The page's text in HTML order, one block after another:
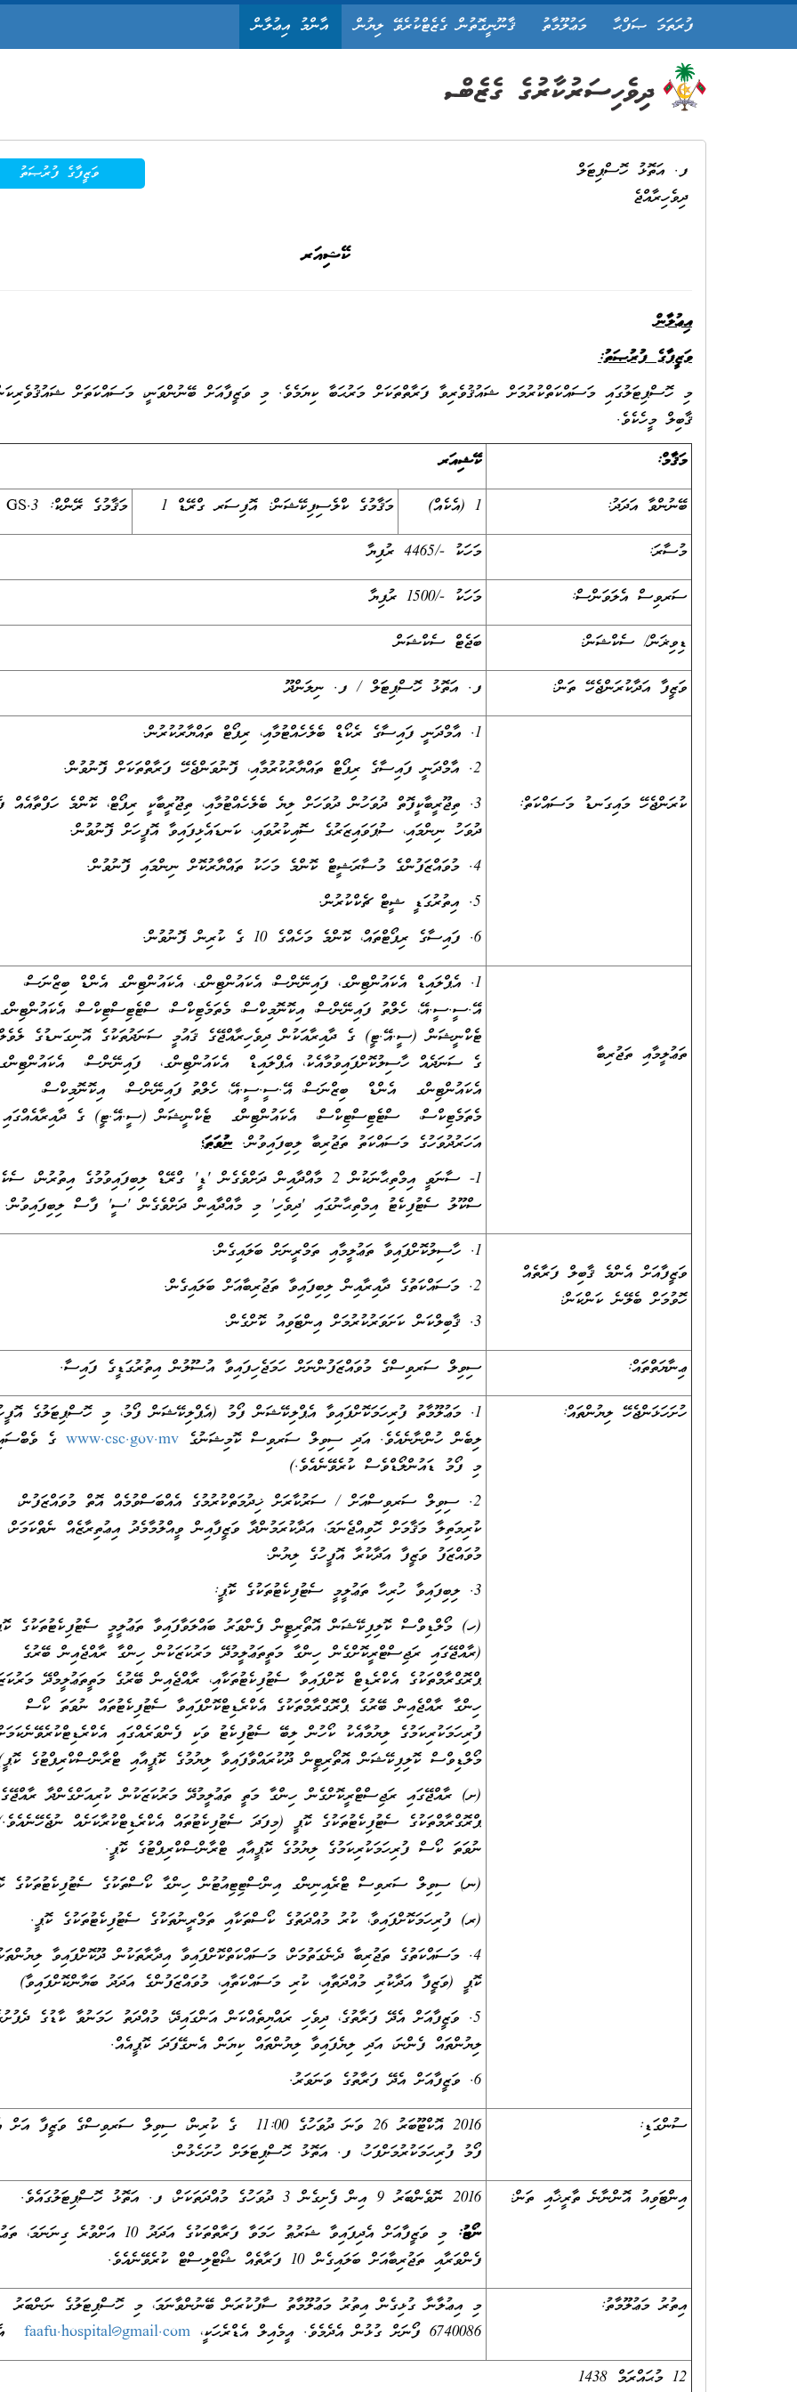
ފުރަތަމަ ޞަފްޙާ މަޢުލޫމާތު ޤާނޫނީގޮތުން ގެޒެޓްކުރެވޭ ލިޔުން އާންމު އިޢުލާން
ވަޒީފާގެ ފުރުޞަތު
ފ. އަތޮޅު ހޮސްޕިޓަލް
ދިވެހިރާއްޖެ
ކޭޝިއަރ
އިޢުލާން
ވަޒީފާގެ ފުރުޞަތު:
މި ހޮސްޕިޓަލުގައި މަސައްކަތްކުރުމަށް ޝައުޤުވެރިވާ ފަރާތްތަކަށް މަރުޙަބާ ކިޔަމެވެ. މި ވަޒީފާއަށް ބޭނުންވަނީ، މަސައްކަތަށް
ޤާބިލް މީހެކެވެ.
މަޤާމް:
ކޭޝިއަރ
ބޭނުންވާ އަދަދު:
1 (އެކެއް) މަޤާމުގެ ކްލެސިފިކޭޝަން: އޮފިސަރ ގްރޭޑް 1
މަޤާމުގެ ރޭންކް: GS.3
މުސާރަ:
މަހަކު -/4465 ރުފިޔާ
ސަރވިސް އެލަވަންސް:
މަހަކު -/1500 ރުފިޔާ
ޑިވިޜަން/ ސެކްޝަން:
ބަޖެޓް ސެކްޝަން
ވަޒީފާ އަދާކުރަންޖެހޭ ތަން:
ފ. އަތޮޅު ހޮސްޕިޓަލް / ފ. ނިލަންދޫ
ކުރަންޖެހޭ މައިގަނޑު މަސައްކަތް:
1. އާމްދަނީ ފައިސާގެ ރެކޯޑް ބެލެހެއްޓުމާއި، ރިޕޯޓް ތައްޔާރުކުރުން.
2. އާމްދަނީ ފައިސާގެ ރިޕޯޓް ތައްޔާރުކުރުމާއި، ފޮނުވަންޖެހޭ ފަރާތްތަކަށް ފޮނުވުން.
3. ތިޖޫރީބާކީފޮތް ދުވަހުން ދުވަހަށް ލިޔެ ބެލެހެއްޓުމާއި، ތިޖޫރީބާކީ ރިޕޯޓް، ކޮންމެ ހަފްތާއެއް
ދުވަހު ނިންމައި، ސުޕަވައިޒަރުގެ ސޮއިކުރުވައި، ކަނޑައެޅިފައިވާ އޮފީހަށް ފޮނުވުން.
4. މުވައްޒަފުންގެ މުސާރަޝީޓް ކޮންމެ މަހަކު ތައްޔާރުކޮށް ނިންމައި ފޮނުވުން.
5. އިތުރުގަޑީ ޝީޓް ޗެކްކުރުން.
6. ފައިސާގެ ރިޕޯޓްތައް، ކޮންމެ މަހެއްގެ 10 ގެ ކުރިން ފޮނުވުން.
ތަޢުލީމާއި ތަޖުރިބާ
1. އެޕްލައިޑް އެކައުންޓިންގ، ފައިނޭންސް، އެކައުންޓިންގ، އެކައުންޓިންގ އެންޑް ބިޒްނަސް،
އޭ.ސީ.ސީ.އޭ، ހެލްތު ފައިނޭންސް، އިކޮނޮމިކްސް، މެތަމެޓިކްސް، ސްޓެޓިސްޓިކްސް، އެކައުންޓިންގ
ގެ ސަނަދެއް ހާސިލުކޮށްފައިވުމާއެކު، އެޕްލައިޑް އެކައުންޓިންގ، ފައިނޭންސް،
އެކައުންޓިންގ އެންޑް ބިޒްނަސް، އޭ.ސީ.ސީ.އޭ، ހެލްތު ފައިނޭންސް، އިކޮނޮމިކްސް،
އަހަރުދުވަހުގެ މަސައްކަތު ތަޖުރިބާ ލިބިފައިވުން.ނުވަތަ؛
1- ސާނަވީ އިމްތިޙާނަކުން 2 މާއްދާއިން ދަށްވެގެން 'ޑީ' ގްރޭޑް ލިބިފައިވުމުގެ އިތުރުން،
ސްކޫލު ސެޓުފިކެޓު އިމްތިޙާނުގައި 'ދިވެހި' މި މާއްދާއިން ދަށްވެގެން 'ސީ' ފާސް ލިބިފައިވުން.
ވަޒީފާއަށް އެންމެ ޤާބިލް ފަރާތެއް
ހޮވުމަށް ބެލޭނެ ކަންކަން:
1. ހާސިލުކޮށްފައިވާ ތަޢުލީމާއި ތަމްރީނަށް ބަލައިގެން.
2. މަސައްކަތުގެ ދާއިރާއިން ލިބިފައިވާ ތަޖުރިބާއަށް ބަލައިގެން.
3. ޤާބިލްކަން ކަށަވަރުކުރުމަށް އިންޓަވިއު ކޮށްގެން.
ޢިނާޔަތްތައް:
ސިވިލް ސަރވިސްގެ މުވައްޒަފުންނަށް ހަމަޖެހިފައިވާ އުސޫލުން އިތުރުގަޑީގެ ފައިސާ.
ހުށަހަޅަންޖެހޭ ލިޔުންތައް:
1. މަޢުލޫމާތު ފުރިހަމަކޮށްފައިވާ އެޕްލިކޭޝަން ފޯމު (އެޕްލިކޭޝަން ފޯމު، މި ހޮސްޕިޓަލުގެ
ލިބެން ހުންނާނެއެވެ. އަދި ސިވިލް ސަރވިސް ކޮމިޝަނުގެ www.csc.gov.mv ގެ
މި ފޯމު ޑައުންލޯޑްވެސް ކުރެވޭނެއެވެ.)
2. ސިވިލް ސަރވިސްއަށް / ސަރުކާރަށް ޚިދުމަތްކުރުމުގެ އެއްބަސްވުމެއް އޮތް މުވައްޒަފުން،
ކުރިމަތިލާ މަޤާމަށް ހޮވިއްޖެނަމަ، އަދާކުރަމުންދާ ވަޒީފާއިން ވީއްލުމާމެދު އިޢުތިރާޒެއް
މުވައްޒަފު ވަޒީފާ އަދާކުރާ އޮފީހުގެ ލިޔުން.
3. ލިބިފައިވާ ހުރިހާ ތަޢުލީމީ ސެޓުފިކެޓުތަކުގެ ކޮޕީ:
(ހ) މޯލްޑިވްސް ކޮލިފިކޭޝަން އޮތޯރިޓީން ފެންވަރު ބައްލަވާފައިވާ ތަޢުލީމީ ސެޓުފިކެޓުތަކުގެ
(ރާއްޖޭގައި ރަޖިސްޓްރީކޮށްގެން ހިންގާ މަތީތަޢުލީމުދޭ މަރުކަޒަކުން ހިންގާ ރާއްޖެއިން ބޭރުގެ
ޕްރޮގްރާމްތަކުގެ އެކްރެޑިޓް ކޮށްފައިވާ ސެޓުފިކެޓުތަކާއި، ރާއްޖެއިން ބޭރުގެ މަތީތަޢުލީމްދޭ
ހިންގާ ރާއްޖެއިން ބޭރުގެ ޕްރޮގްރާމްތަކުގެ އެކްރެޑިޓްކޮށްފައިވާ ސެޓުފިކެޓުތައް ނުވަތަ ކޯސް
ފުރިހަމަކުރިކަމުގެ ލިޔުމާއެކު ކޯހުން ލިބޭ ސެޓުފިކެޓު ވަކި ފެންވަރެއްގައި
މޯލްޑިވްސް ކޮލިފިކޭޝަން އޮތޯރިޓީން ދޫކުރައްވާފައިވާ ލިޔުމުގެ ކޮޕީއާއި ޓްރާންސްކްރިޕްޓުގެ
(ށ) ރާއްޖޭގައި ރަޖިސްޓްރީކޮށްގެން ހިންގާ މަތީ ތަޢުލީމުދޭ މަރުކަޒަކުން ކުރިއަށްގެންދާ ރާއްޖޭގެ
ޕްރޮގްރާމްތަކުގެ ސެޓުފިކެޓުތަކުގެ ކޮޕީ (މިފަދަ ސެޓުފިކެޓުތައް އެކްރެޑިޓްކުރާކަށެއް
ނުވަތަ ކޯސް ފުރިހަމަކުރިކަމުގެ ލިޔުމުގެ ކޮޕީއާއި ޓްރާންސްކްރިޕްޓުގެ ކޮޕީ.
(ނ) ސިވިލް ސަރވިސް ޓްރެއިނިންގ އިންސްޓިޓިއުޓުން ހިންގާ ކޯސްތަކުގެ ސެޓުފިކެޓުތަކުގެ
(ރ) ފުރިހަމަކޮށްފައިވާ، ކުރު މުއްދަތުގެ ކޯސްތަކާއި ތަމްރީނުތަކުގެ ސެޓުފިކެޓުތަކުގެ ކޮޕީ.
4. މަސައްކަތުގެ ތަޖުރިބާ ދެނެގަތުމަށް، މަސައްކަތްކޮށްފައިވާ އިދާރާތަކުން ދޫކޮށްފައިވާ
ކޮޕީ (ވަޒީފާ އަދާކުރި މުއްދަތާއި، ކުރި މަސައްކަތާއި، މުވައްޒަފުންގެ އަދަދު ބަޔާންކޮށްފައިވާ)
5. ވަޒީފާއަށް އެދޭ ފަރާތުގެ، ދިވެހި ރައްޔިތެއްކަން އަންގައިދޭ، މުއްދަތު ހަމަނުވާ ކާޑުގެ
ލިޔުންތައް ފެންނަ، އަދި ލިޔެފައިވާ ލިޔުންތައް ކިޔަން އެނގޭފަދަ ކޮޕީއެއް.
6. ވަޒީފާއަށް އެދޭ ފަރާތުގެ ވަނަވަރު.
ސުންގަޑި:
2016 އޮކްޓޫބަރު 26 ވަނަ ދުވަހުގެ 11:00 ގެ ކުރިން، ސިވިލް ސަރވިސްގެ ވަޒީފާ
ފޯމު ފުރިހަމަކުރުމަށްފަހު، ފ. އަތޮޅު ހޮސްޕިޓަލަށް ހުށަހެޅުން.
އިންޓަވިއު އޮންނާނެ ތާރީޚާއި ތަން:
2016 ނޮވެންބަރު 9 އިން ފެށިގެން 3 ދުވަހުގެ މުއްދަތަކަށް، ފ. އަތޮޅު ހޮސްޕިޓަލުގައެވެ.
ނޯޓު:
މި ވަޒީފާއަށް އެދިފައިވާ ޝަރުޠު ހަމަވާ ފަރާތްތަކުގެ އަދަދު 10 އަށްވުރެ
ފެންވަރާއި ތަޖުރިބާއަށް ބަލައިގެން 10 ފަރާތެއް ޝޯޓްލިސްޓް ކުރެވޭނެއެވެ.
އިތުރު މަޢުލޫމާތު:
މި އިޢުލާނާ ގުޅިގެން އިތުރު މަޢުލޫމާތު ސާފުކުރަން ބޭނުންވާނަމަ، މި ހޮސްޕިޓަލުގެ ނަންބަރު
6740086 ފޯނަށް ގުޅުން އެދެމެވެ. އީމެއިލް އެޑްރެހަކީ،
faafu.hospital@gmail.com
12 މުޙައްރަމް 1438